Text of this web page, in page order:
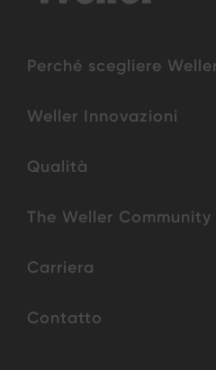
Perché scegliere
Weller Innovazioni
Qualità
The Weller Community
Carriera
Contatto